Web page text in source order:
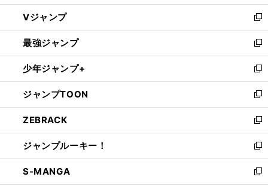
ウ
ィ
ン
ド
ウ
で
開
く
し
い
ウ
ィ
ン
ド
ウ
で
開
く
Vジャンプ
新
し
い
ウ
ィ
ン
ド
ウ
で
開
く
最強ジャンプ
新
し
い
ウ
ィ
ン
ド
ウ
で
開
く
少年ジャンプ+
新
し
い
ウ
ィ
ン
ド
ウ
で
ジャンプTOON
新
し
い
ウ
ィ
ン
ド
ZEBRACK
新
し
い
ウ
ィ
ジャンプルーキー！
新
し
い
S-MANGA
新